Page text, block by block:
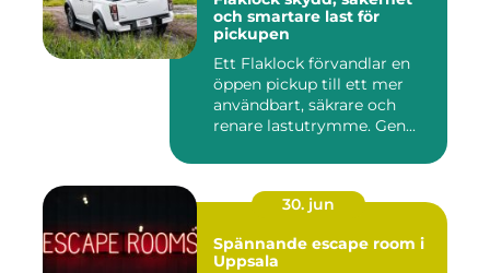
och smartare last för
pickupen
Ett Flaklock förvandlar en
öppen pickup till ett mer
användbart, säkrare och
renare lastutrymme. Gen...
30. jun
Spännande escape room i
Uppsala